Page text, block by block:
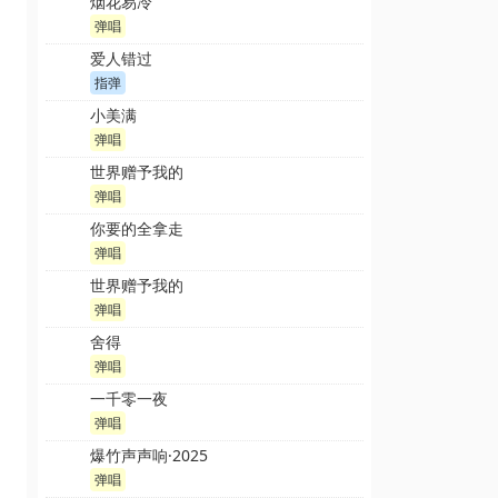
弹唱
爱人错过
指弹
小美满
弹唱
世界赠予我的
弹唱
你要的全拿走
弹唱
世界赠予我的
弹唱
舍得
弹唱
一千零一夜
弹唱
爆竹声声响·2025
弹唱